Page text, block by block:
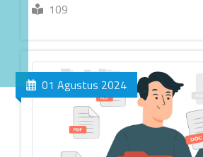
109
01 Agustus 2024